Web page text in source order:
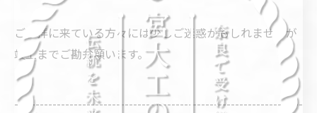
ご参拝に来ている方々には少しご迷惑かもしれませんが
竣工までご勘弁願います。
--------------------------------------------------------------------